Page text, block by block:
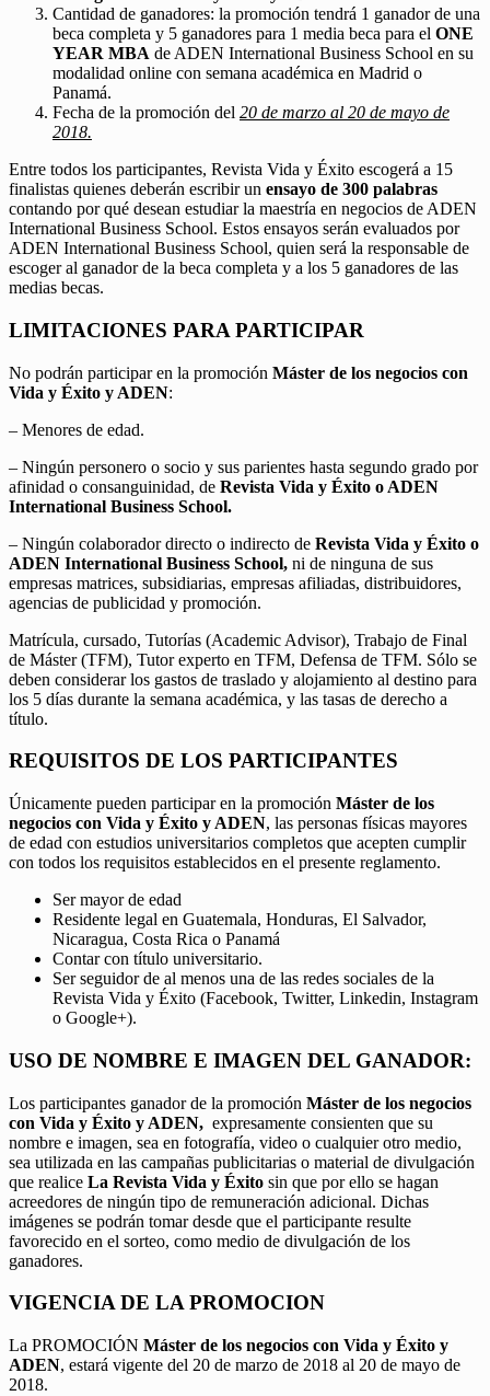
Cantidad de ganadores: la promoción tendrá 1 ganador de una
beca completa y 5 ganadores para 1 media beca para el ONE
YEAR MBA de ADEN International Business School en su
modalidad online con semana académica en Madrid o
Panamá.
Fecha de la promoción del 20 de marzo al 20 de mayo de
2018.
Entre todos los participantes, Revista Vida y Éxito escogerá a 15
finalistas quienes deberán escribir un ensayo de 300 palabras
contando por qué desean estudiar la maestría en negocios de ADEN
International Business School. Estos ensayos serán evaluados por
ADEN International Business School, quien será la responsable de
escoger al ganador de la beca completa y a los 5 ganadores de las
medias becas.
LIMITACIONES PARA PARTICIPAR
No podrán participar en la promoción Máster de los negocios con
Vida y Éxito y ADEN:
– Menores de edad.
– Ningún personero o socio y sus parientes hasta segundo grado por
afinidad o consanguinidad, de Revista Vida y Éxito o ADEN
International Business School.
– Ningún colaborador directo o indirecto de Revista Vida y Éxito o
ADEN International Business School, ni de ninguna de sus
empresas matrices, subsidiarias, empresas afiliadas, distribuidores,
agencias de publicidad y promoción.
Matrícula, cursado, Tutorías (Academic Advisor), Trabajo de Final
de Máster (TFM), Tutor experto en TFM, Defensa de TFM. Sólo se
deben considerar los gastos de traslado y alojamiento al destino para
los 5 días durante la semana académica, y las tasas de derecho a
título.
REQUISITOS DE LOS PARTICIPANTES
Únicamente pueden participar en la promoción Máster de los
negocios con Vida y Éxito y ADEN, las personas físicas mayores
de edad con estudios universitarios completos que acepten cumplir
con todos los requisitos establecidos en el presente reglamento.
Ser mayor de edad
Residente legal en Guatemala, Honduras, El Salvador,
Nicaragua, Costa Rica o Panamá
Contar con título universitario.
Ser seguidor de al menos una de las redes sociales de la
Revista Vida y Éxito (Facebook, Twitter, Linkedin, Instagram
o Google+).
USO DE NOMBRE E IMAGEN DEL GANADOR:
Los participantes ganador de la promoción Máster de los negocios
con Vida y Éxito y ADEN, expresamente consienten que su
nombre e imagen, sea en fotografía, video o cualquier otro medio,
sea utilizada en las campañas publicitarias o material de divulgación
que realice La Revista Vida y Éxito sin que por ello se hagan
acreedores de ningún tipo de remuneración adicional. Dichas
imágenes se podrán tomar desde que el participante resulte
favorecido en el sorteo, como medio de divulgación de los
ganadores.
VIGENCIA DE LA PROMOCION
La PROMOCIÓN Máster de los negocios con Vida y Éxito y
ADEN, estará vigente del 20 de marzo de 2018 al 20 de mayo de
2018.